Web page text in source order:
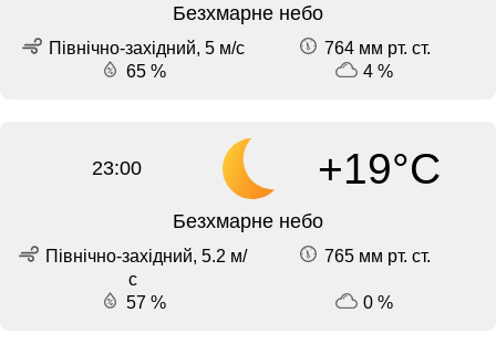
Безхмарне небо
Північно-західний, 5 м/с
764 мм рт. ст.
65 %
4 %
23:00 +19°C
Безхмарне небо
Північно-західний, 5.2 м/
с
765 мм рт. ст.
57 % 0 %